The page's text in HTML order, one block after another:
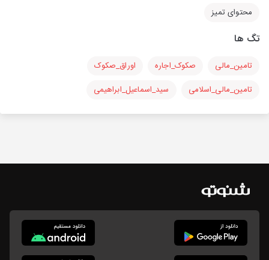
محتوای تمیز
تگ ها
تامین_مالی صکوک_اجاره
اوراق_صکوک
تامین_مالی_اسلامی
سید_اسماعیل_ابراهیمی